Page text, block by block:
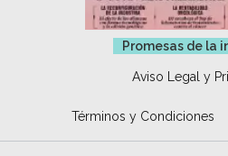
Promesas de la
Aviso Legal y
Términos y Condiciones